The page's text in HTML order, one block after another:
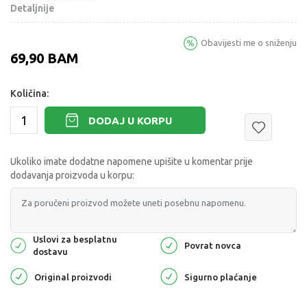
Detaljnije
69,90 BAM
Obavijesti me o sniženju
Količina:
DODAJ U KORPU
Ukoliko imate dodatne napomene upišite u komentar prije
dodavanja proizvoda u korpu:
Uslovi za besplatnu
dostavu
Povrat novca
Original proizvodi Sigurno plaćanje